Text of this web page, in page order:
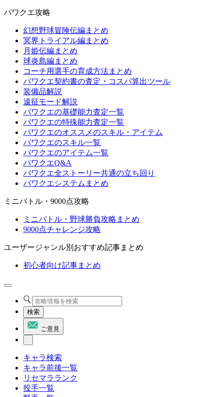
パワクエ攻略
幻想野球冒険伝編まとめ
冥界トライアル編まとめ
月姫伝編まとめ
球炎島編まとめ
コーチ用選手の育成方法まとめ
パワクエ契約書の査定・コスパ算出ツール
装備品解説
遠征モード解説
パワクエの基礎能力査定一覧
パワクエの特殊能力査定一覧
パワクエのオススメのスキル・アイテム
パワクエのスキル一覧
パワクエのアイテム一覧
パワクエQ&A
パワクエ全ストーリー共通の立ち回り
パワクエシステムまとめ
ミニバトル・9000点攻略
ミニバトル・野球勝負攻略まとめ
9000点チャレンジ攻略
ユーザージャンル別おすすめ記事まとめ
初心者向け記事まとめ
検索
ご意見
キャラ検索
キャラ前後一覧
リセマラランク
投手一覧